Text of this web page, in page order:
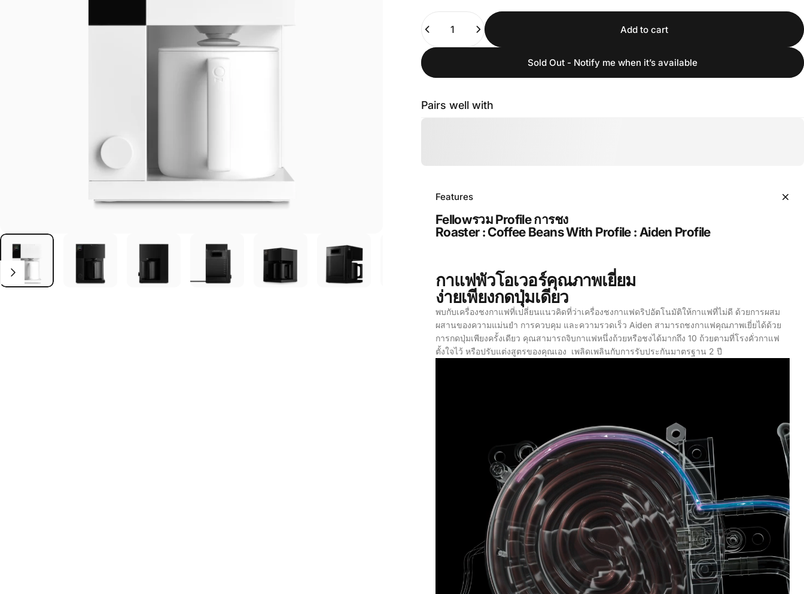
Quantity
Add to cart
Sold Out - Notify me when it’s available
Pairs well with
Features
Fellowรวม Profile การชง
Roaster : Coffee Beans With Profile : Aiden Profile
กาแฟพัวโอเวอร์คุณภาพเยี่ยม
ง่ายเพียงกดปุ่มเดียว
พบกับเครื่องชงกาแฟที่เปลี่ยนแนวคิดที่ว่าเครื่องชงกาแฟดริปอัตโนมัติให้กาแฟที่ไม่ดี ด้วยการผสม
ผสานของความแม่นยำ การควบคุม และความรวดเร็ว Aiden สามารถชงกาแฟคุณภาพเยี่ยได้ด้วย
การกดปุ่มเพียงครั้งเดียว คุณสามารถจิบกาแฟหนึ่งถ้วยหรือชงได้มากถึง 10 ถ้วยตามที่โรงคั่วกาแฟ
ตั้งใจไว้ หรือปรับแต่งสูตรของคุณเอง เพลิดเพลินกับการรับประกันมาตรฐาน 2 ปี